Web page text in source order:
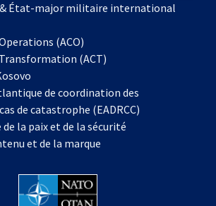
État-major militaire international
(ACO)
dans
nouvel
onglet
(ACT)
dans
un
nouvel
onglet
de coordination des
de catastrophe (EADRCC)
de la paix et de la sécurité
et de la marque